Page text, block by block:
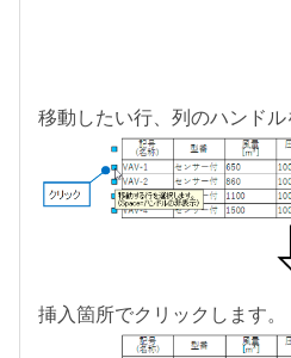
移動したい行、列のハンドル
挿入箇所でクリックします。